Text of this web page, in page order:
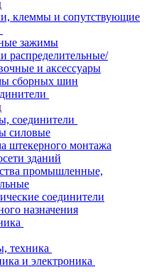
клеммы и сопутствующие
зажимы
распределительные/
и аксессуары
сборных шин
соединители
силовые
штекерного монтажа
зданий
промышленные,
соединители
назначения
техника
и электроника